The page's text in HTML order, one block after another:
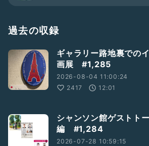
OHK岡山放送
3名の方との
シャンソン練習がスタートしています
きょうは皆さんとの練習後のトークを
過去の収録
ギャラリー路地裏での
画展 #1,285
2026-08-04 11:00:24
2417
12:01
シャンソン館ゲストト
編 #1,284
2026-07-28 10:59:15